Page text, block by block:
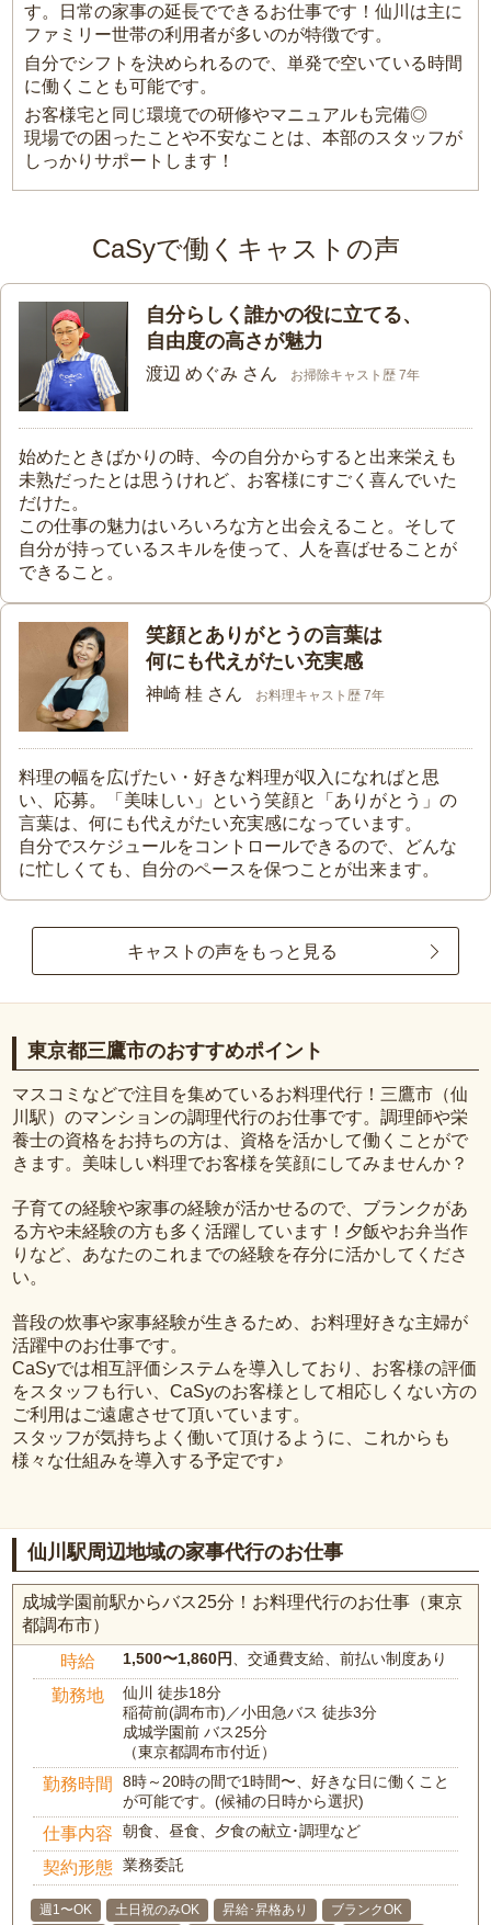
す。日常の家事の延長でできるお仕事です！仙川は主に
ファミリー世帯の利用者が多いのが特徴です。
自分でシフトを決められるので、単発で空いている時間
に働くことも可能です。
お客様宅と同じ環境での研修やマニュアルも完備◎
現場での困ったことや不安なことは、本部のスタッフが
しっかりサポートします！
CaSyで働くキャストの声
自分らしく誰かの役に立てる、
自由度の高さが魅力
渡辺 めぐみ さん お掃除キャスト歴 7年
始めたときばかりの時、今の自分からすると出来栄えも
未熟だったとは思うけれど、お客様にすごく喜んでいた
だけた。
この仕事の魅力はいろいろな方と出会えること。そして
自分が持っているスキルを使って、人を喜ばせることが
できること。
笑顔とありがとうの言葉は
何にも代えがたい充実感
神崎 桂 さん お料理キャスト歴 7年
料理の幅を広げたい・好きな料理が収入になればと思
い、応募。「美味しい」という笑顔と「ありがとう」の
言葉は、何にも代えがたい充実感になっています。
自分でスケジュールをコントロールできるので、どんな
に忙しくても、自分のペースを保つことが出来ます。
キャストの声をもっと見る
東京都三鷹市のおすすめポイント
マスコミなどで注目を集めているお料理代行！三鷹市（仙
川駅）のマンションの調理代行のお仕事です。調理師や栄
養士の資格をお持ちの方は、資格を活かして働くことがで
きます。美味しい料理でお客様を笑顔にしてみませんか？
子育ての経験や家事の経験が活かせるので、ブランクがあ
る方や未経験の方も多く活躍しています！夕飯やお弁当作
りなど、あなたのこれまでの経験を存分に活かしてくださ
い。
普段の炊事や家事経験が生きるため、お料理好きな主婦が
活躍中のお仕事です。
CaSyでは相互評価システムを導入しており、お客様の評価
をスタッフも行い、CaSyのお客様として相応しくない方の
ご利用はご遠慮させて頂いています。
スタッフが気持ちよく働いて頂けるように、これからも
様々な仕組みを導入する予定です♪
仙川駅周辺地域の家事代行のお仕事
成城学園前駅からバス25分！お料理代行のお仕事（東京
都調布市）
時給 1,500〜1,860円、交通費支給、前払い制度あり
勤務地
仙川 徒歩18分
稲荷前(調布市)／小田急バス 徒歩3分
成城学園前 バス25分
（東京都調布市付近）
勤務時間
8時～20時の間で1時間〜、好きな日に働くこと
が可能です。(候補の日時から選択)
仕事内容 朝食、昼食、夕食の献立･調理など
契約形態 業務委託
週1〜OK 土日祝のみOK 昇給･昇格あり ブランクOK